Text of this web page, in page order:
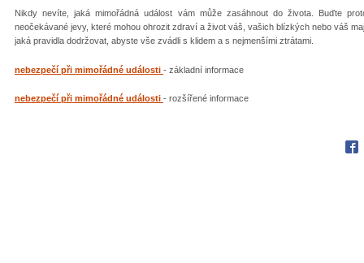
Nikdy nevíte, jaká mimořádná událost vám může zasáhnout do života. Buďte
neočekávané jevy, které mohou ohrozit zdraví a život váš, vašich blízkých nebo váš
jaká pravidla dodržovat, abyste vše zvádli s klidem a s nejmenšími ztrátami.
nebezpečí při mimořádné události - základní informace
nebezpečí při mimořádné události - rozšířené informace